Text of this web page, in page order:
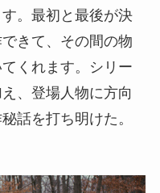
。最初と最後が決
きて、その間の物
くれます。シリー
、登場人物に方向
話を打ち明けた。